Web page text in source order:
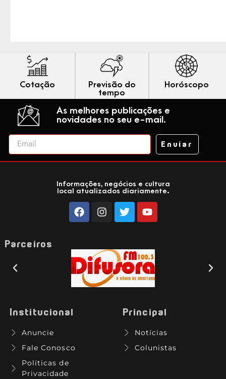
Cotação
Previsão do
tempo
Horóscopo
As melhores publicações e
novidades no seu e-mail.
Enviar
Informações, negócios e cultura
local atualizados diariamente.
Parceiros
Institucional
Anuncie
Fale Conosco
Políticas de
Privacidade
Principal
Notícias
Colunistas